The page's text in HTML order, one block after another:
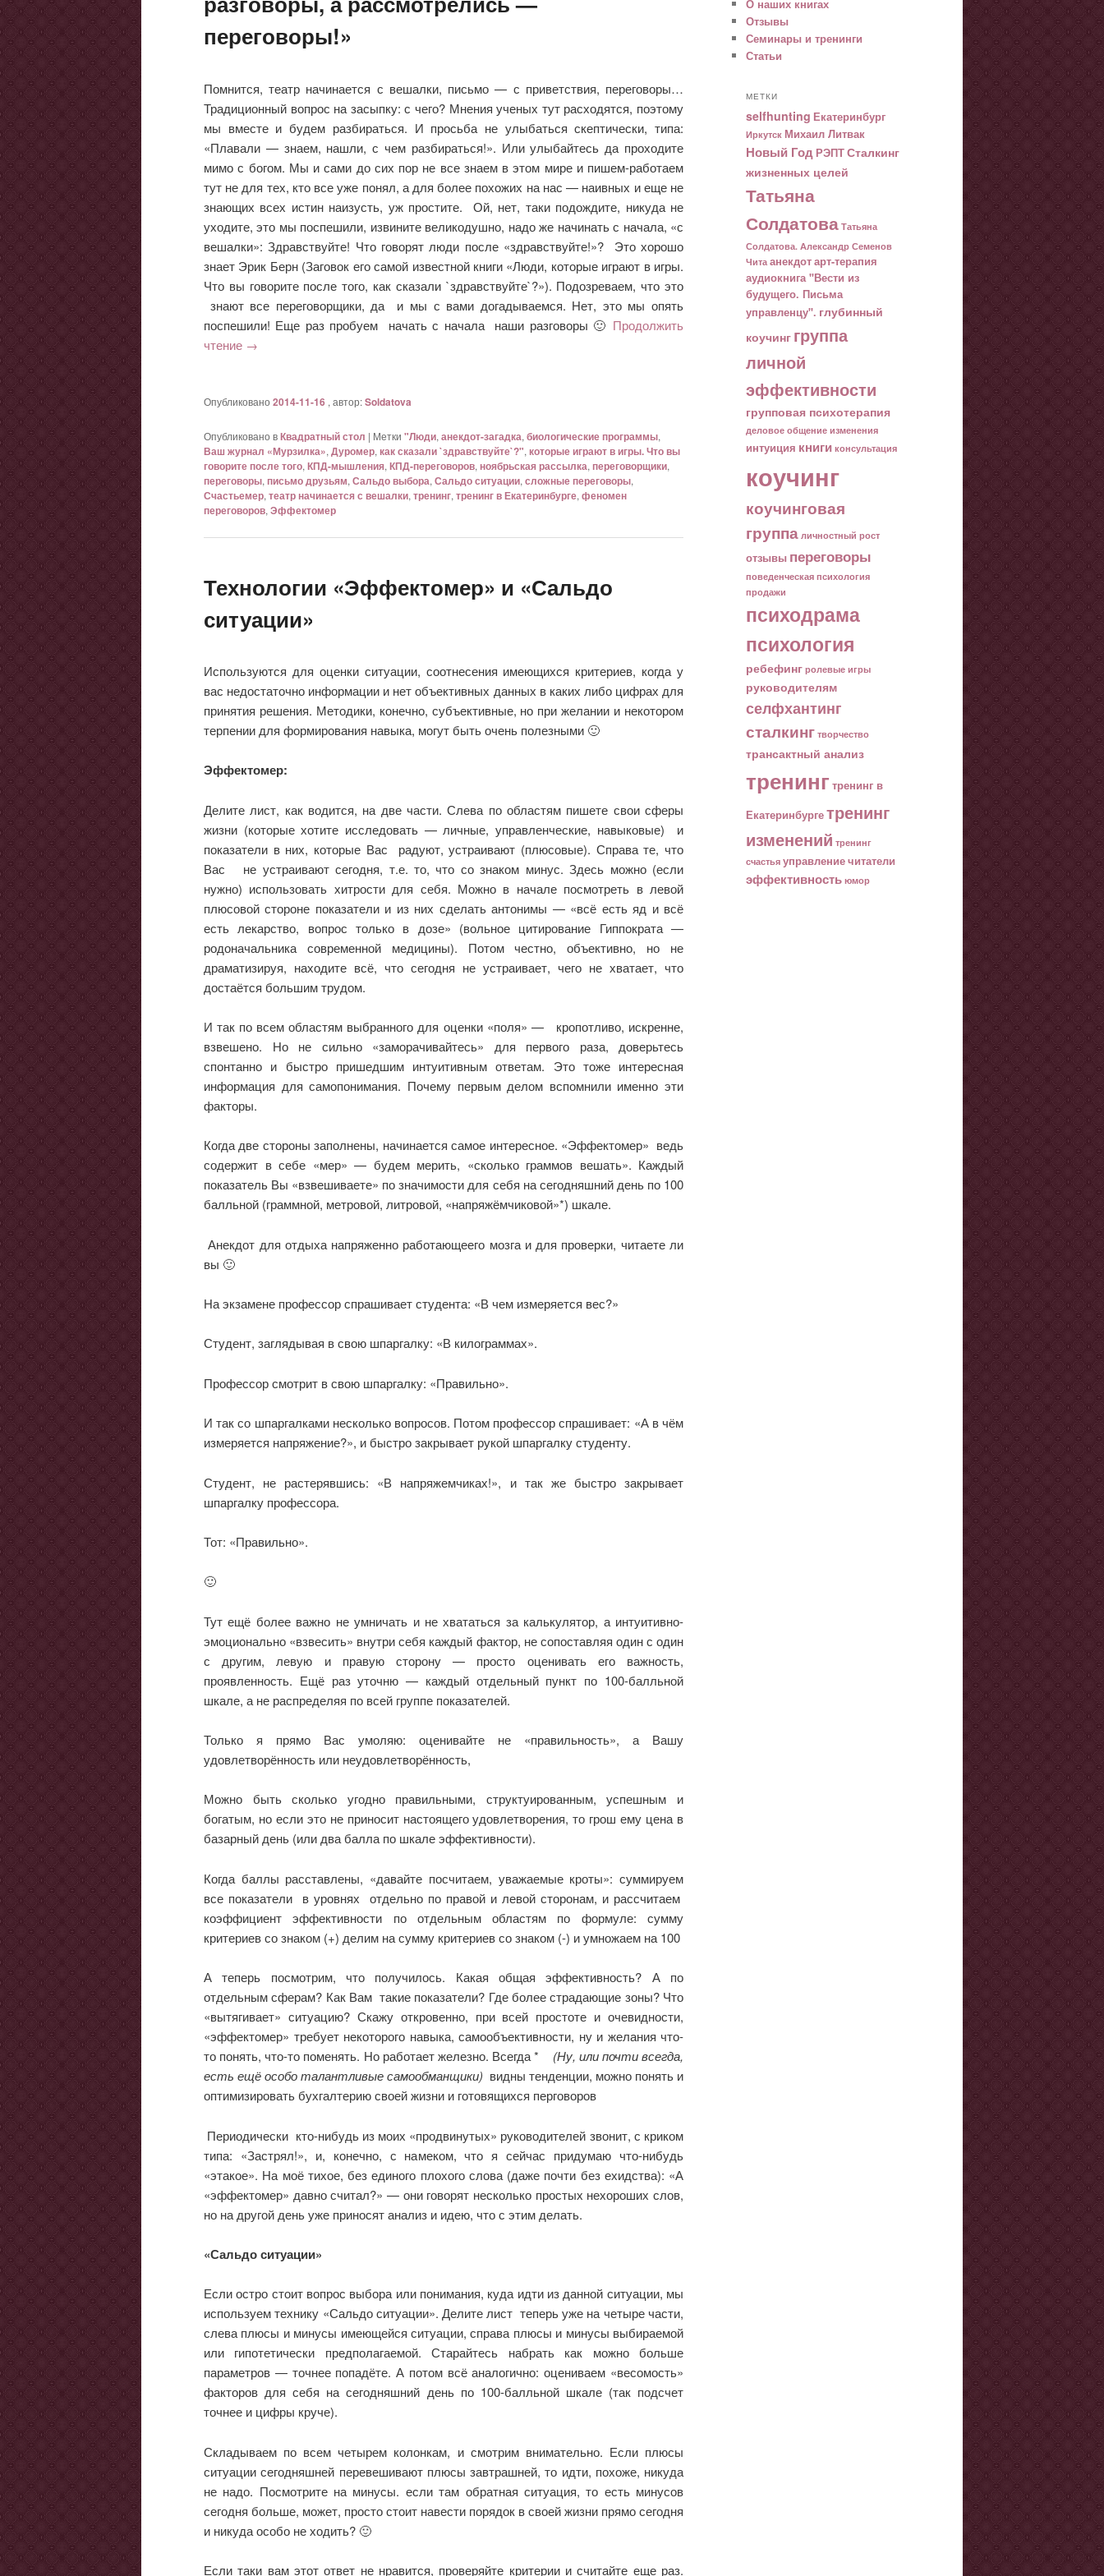
переговоры!»
Помнится, театр начинается с вешалки, письмо — с приветствия, переговоры…
Традиционный вопрос на засыпку: с чего? Мнения ученых тут расходятся, поэтому
мы вместе и будем разбираться. И просьба не улыбаться скептически, типа:
«Плавали — знаем, нашли, с чем разбираться!». Или улыбайтесь да проходите
мимо с богом. Мы и сами до сих пор не все знаем в этом мире и пишем-работаем
тут не для тех, кто все уже понял, а для более похожих на нас — наивных и еще не
знающих всех истин наизусть, уж простите. Ой, нет, таки подождите, никуда не
уходите, это мы поспешили, извините великодушно, надо же начинать с начала, «с
вешалки»: Здравствуйте! Что говорят люди после «здравствуйте!»? Это хорошо
знает Эрик Берн (Заговок его самой известной книги «Люди, которые играют в игры.
Что вы говорите после того, как сказали `здравствуйте`?»). Подозреваем, что это
знают все переговорщики, да и мы с вами догадываемся. Нет, это мы опять
поспешили! Еще раз пробуем начать с начала наши разговоры 🙂 Продолжить
чтение →
Опубликовано 2014-11-16 , автор:Soldatova
Опубликовано вКвадратный стол | Метки "Люди, анекдот-загадка, биологические программы,
Ваш журнал «Мурзилка», Дуромер, как сказали `здравствуйте`?", которые играют в игры. Что вы
говорите после того, КПД-мышления, КПД-переговоров, ноябрьская рассылка, переговорщики,
переговоры, письмо друзьям, Сальдо выбора, Сальдо ситуации, сложные переговоры,
Счастьемер, театр начинается с вешалки, тренинг, тренинг в Екатеринбурге, феномен
переговоров, Эффектомер
Технологии «Эффектомер» и «Сальдо
ситуации»
Используются для оценки ситуации, соотнесения имеющихся критериев, когда у
вас недостаточно информации и нет объективных данных в каких либо цифрах для
принятия решения. Методики, конечно, субъективные, но при желании и некотором
терпении для формирования навыка, могут быть очень полезными 🙂
Эффектомер:
Делите лист, как водится, на две части. Слева по областям пишете свои сферы
жизни (которые хотите исследовать — личные, управленческие, навыковые) и
показатели в них, которые Вас радуют, устраивают (плюсовые). Справа те, что
Вас не устраивают сегодня, т.е. то, что со знаком минус. Здесь можно (если
нужно) использовать хитрости для себя. Можно в начале посмотреть в левой
плюсовой стороне показатели и из них сделать антонимы — «всё есть яд и всё
есть лекарство, вопрос только в дозе» (вольное цитирование Гиппократа —
родоначальника современной медицины). Потом честно, объективно, но не
драматизируя, находите всё, что сегодня не устраивает, чего не хватает, что
достаётся большим трудом.
И так по всем областям выбранного для оценки «поля» — кропотливо, искренне,
взвешено. Но не сильно «заморачивайтесь» для первого раза, доверьтесь
спонтанно и быстро пришедшим интуитивным ответам. Это тоже интересная
информация для самопонимания. Почему первым делом вспомнили именно эти
факторы.
Когда две стороны заполнены, начинается самое интересное. «Эффектомер» ведь
содержит в себе «мер» — будем мерить, «сколько граммов вешать». Каждый
показатель Вы «взвешиваете» по значимости для себя на сегодняшний день по 100
балльной (граммной, метровой, литровой, «напряжёмчиковой»*) шкале.
Анекдот для отдыха напряженно работающеего мозга и для проверки, читаете ли
вы 🙂
На экзамене профессор спрашивает студента: «В чем измеряется вес?»
Студент, заглядывая в свою шпаргалку: «В килограммах».
Профессор смотрит в свою шпаргалку: «Правильно».
И так со шпаргалками несколько вопросов. Потом профессор спрашивает: «А в чём
измеряется напряжение?», и быстро закрывает рукой шпаргалку студенту.
Студент, не растерявшись: «В напряжемчиках!», и так же быстро закрывает
шпаргалку профессора.
Тот: «Правильно».
🙂
Тут ещё более важно не умничать и не хвататься за калькулятор, а интуитивно-
эмоционально «взвесить» внутри себя каждый фактор, не сопоставляя один с один
с другим, левую и правую сторону — просто оценивать его важность,
проявленность. Ещё раз уточню — каждый отдельный пункт по 100-балльной
шкале, а не распределяя по всей группе показателей.
Только я прямо Вас умоляю: оценивайте не «правильность», а Вашу
удовлетворённость или неудовлетворённость,
Можно быть сколько угодно правильными, структуированным, успешным и
богатым, но если это не приносит настоящего удовлетворения, то грош ему цена в
базарный день (или два балла по шкале эффективности).
Когда баллы расставлены, «давайте посчитаем, уважаемые кроты»: суммируем
все показатели в уровнях отдельно по правой и левой сторонам, и рассчитаем
коэффициент эффективности по отдельным областям по формуле: сумму
критериев со знаком (+) делим на сумму критериев со знаком (-) и умножаем на 100
А теперь посмотрим, что получилось. Какая общая эффективность? А по
отдельным сферам? Как Вам такие показатели? Где более страдающие зоны? Что
«вытягивает» ситуацию? Скажу откровенно, при всей простоте и очевидности,
«эффектомер» требует некоторого навыка, самообъективности, ну и желания что-
то понять, что-то поменять. Но работает железно. Всегда *
(Ну, или почти всегда,
есть ещё особо талантливые самообманщики) видны тенденции, можно понять и
оптимизировать бухгалтерию своей жизни и готовящихся перговоров
Периодически кто-нибудь из моих «продвинутых» руководителей звонит, с криком
типа: «Застрял!», и, конечно, с намеком, что я сейчас придумаю что-нибудь
«этакое». На моё тихое, без единого плохого слова (даже почти без ехидства): «А
«эффектомер» давно считал?» — они говорят несколько простых нехороших слов,
но на другой день уже приносят анализ и идею, что с этим делать.
«Сальдо ситуации»
Если остро стоит вопрос выбора или понимания, куда идти из данной ситуации, мы
используем технику «Сальдо ситуации». Делите лист теперь уже на четыре части,
слева плюсы и минусы имеющейся ситуации, справа плюсы и минусы выбираемой
или гипотетически предполагаемой. Старайтесь набрать как можно больше
параметров — точнее попадёте. А потом всё аналогично: оцениваем «весомость»
факторов для себя на сегодняшний день по 100-балльной шкале (так подсчет
точнее и цифры круче).
Складываем по всем четырем колонкам, и смотрим внимательно. Если плюсы
ситуации сегодняшней перевешивают плюсы завтрашней, то идти, похоже, никуда
не надо. Посмотрите на минусы. если там обратная ситуация, то есть минусов
сегодня больше, может, просто стоит навести порядок в своей жизни прямо сегодня
и никуда особо не ходить? 🙂
Если таки вам этот ответ не нравится, проверяйте критерии и считайте еще раз.
О наших книгах
Отзывы
Семинары и тренинги
Статьи
МЕТКИ
selfhunting Екатеринбург
Иркутск Михаил Литвак
Новый Год РЭПТСталкинг
жизненных целей
Татьяна
Солдатова Татьяна
Солдатова. Александр Семенов
Чита анекдотарт-терапия
аудиокнига "Вести из
будущего. Письма
управленцу". глубинный
коучинг группа
личной
эффективности
групповая психотерапия
деловое общение изменения
интуиция книги консультация
коучинг
коучинговая
группа личностный рост
отзывы переговоры
поведенческая психология
продажи
психодрама
психология
ребефинг ролевые игры
руководителям
селфхантинг
сталкинг творчество
трансактный анализ
тренинг тренинг в
Екатеринбургетренинг
изменений тренинг
счастья управлениечитатели
эффективность юмор